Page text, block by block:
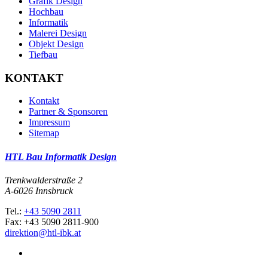
Hochbau
Informatik
Malerei Design
Objekt Design
Tiefbau
KONTAKT
Kontakt
Partner & Sponsoren
Impressum
Sitemap
HTL Bau Informatik Design
Trenkwalderstraße 2
A-6026 Innsbruck
Tel.: +43 5090 2811
Fax: +43 5090 2811-900
direktion@htl-ibk.at